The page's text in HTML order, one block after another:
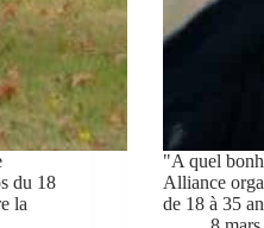
du 18
la
"A quel
Alliance
de 18 à 35